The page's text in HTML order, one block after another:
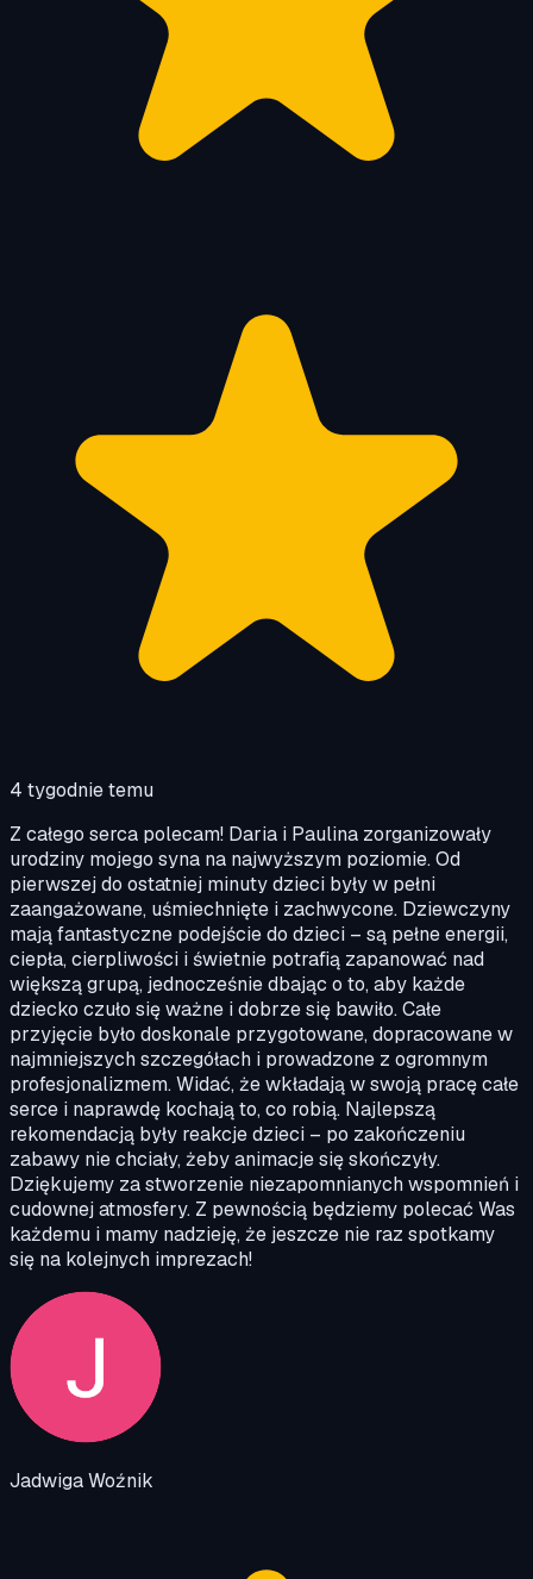
4 tygodnie temu
Z całego serca polecam! Daria i Paulina zorganizowały
urodziny mojego syna na najwyższym poziomie. Od
pierwszej do ostatniej minuty dzieci były w pełni
zaangażowane, uśmiechnięte i zachwycone. Dziewczyny
mają fantastyczne podejście do dzieci – są pełne energii,
ciepła, cierpliwości i świetnie potrafią zapanować nad
większą grupą, jednocześnie dbając o to, aby każde
dziecko czuło się ważne i dobrze się bawiło. Całe
przyjęcie było doskonale przygotowane, dopracowane w
najmniejszych szczegółach i prowadzone z ogromnym
profesjonalizmem. Widać, że wkładają w swoją pracę całe
serce i naprawdę kochają to, co robią. Najlepszą
rekomendacją były reakcje dzieci – po zakończeniu
zabawy nie chciały, żeby animacje się skończyły.
Dziękujemy za stworzenie niezapomnianych wspomnień i
cudownej atmosfery. Z pewnością będziemy polecać Was
każdemu i mamy nadzieję, że jeszcze nie raz spotkamy
się na kolejnych imprezach!
Jadwiga Woźnik